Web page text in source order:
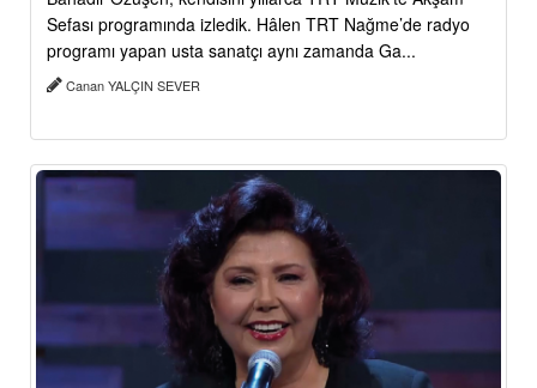
Sefası programında izledik. Hâlen TRT Nağme’de radyo
programı yapan usta sanatçı aynı zamanda Ga...
Canan YALÇIN SEVER